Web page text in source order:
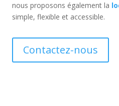
nous proposons également la
simple, flexible et accessible.
Contactez-nous